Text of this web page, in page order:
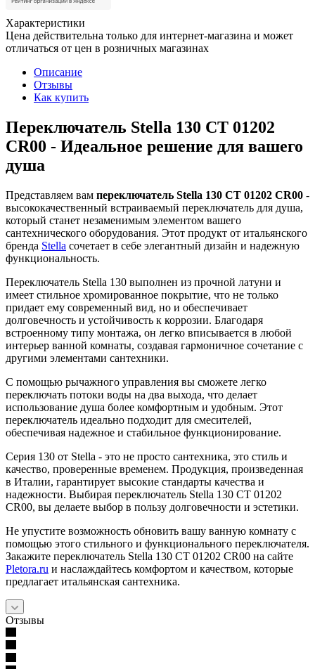
Характеристики
Цена действительна только для интернет-магазина и может
отличаться от цен в розничных магазинах
Описание
Отзывы
Как купить
Переключатель Stella 130 CT 01202
CR00 - Идеальное решение для вашего
душа
Представляем вам переключатель Stella 130 CT 01202 CR00 -
высококачественный встраиваемый переключатель для душа,
который станет незаменимым элементом вашего
сантехнического оборудования. Этот продукт от итальянского
бренда Stella сочетает в себе элегантный дизайн и надежную
функциональность.
Переключатель Stella 130 выполнен из прочной латуни и
имеет стильное хромированное покрытие, что не только
придает ему современный вид, но и обеспечивает
долговечность и устойчивость к коррозии. Благодаря
встроенному типу монтажа, он легко вписывается в любой
интерьер ванной комнаты, создавая гармоничное сочетание с
другими элементами сантехники.
С помощью рычажного управления вы сможете легко
переключать потоки воды на два выхода, что делает
использование душа более комфортным и удобным. Этот
переключатель идеально подходит для смесителей,
обеспечивая надежное и стабильное функционирование.
Серия 130 от Stella - это не просто сантехника, это стиль и
качество, проверенные временем. Продукция, произведенная
в Италии, гарантирует высокие стандарты качества и
надежности. Выбирая переключатель Stella 130 CT 01202
CR00, вы делаете выбор в пользу долговечности и эстетики.
Не упустите возможность обновить вашу ванную комнату с
помощью этого стильного и функционального переключателя.
Закажите переключатель Stella 130 CT 01202 CR00 на сайте
Pletora.ru и наслаждайтесь комфортом и качеством, которые
предлагает итальянская сантехника.
Отзывы